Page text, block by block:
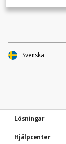
Lösningar
Hjälpcenter
Svenska